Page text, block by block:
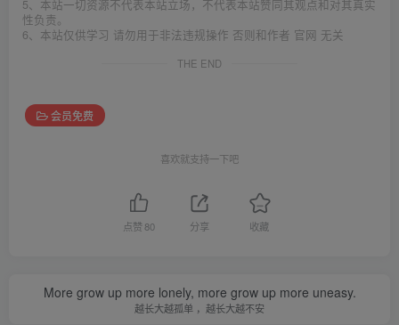
5、本站一切资源不代表本站立场，不代表本站赞同其观点和对其真实
性负责。
6、本站仅供学习 请勿用于非法违规操作 否则和作者 官网 无关
THE END
会员免费
喜欢就支持一下吧
点赞80 分享 收藏
More grow up more lonely, more grow up more uneasy.
越长大越孤单 ，越长大越不安